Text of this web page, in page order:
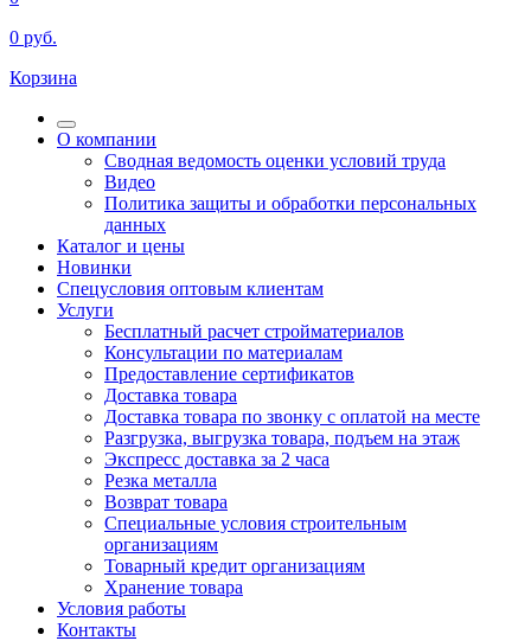
0 руб.
Корзина
О компании
Сводная ведомость оценки условий труда
Видео
Политика защиты и обработки персональных
данных
Каталог и цены
Новинки
Спецусловия оптовым клиентам
Услуги
Бесплатный расчет стройматериалов
Консультации по материалам
Предоставление сертификатов
Доставка товара
Доставка товара по звонку с оплатой на месте
Разгрузка, выгрузка товара, подъем на этаж
Экспресс доставка за 2 часа
Резка металла
Возврат товара
Специальные условия строительным
организациям
Товарный кредит организациям
Хранение товара
Условия работы
Контакты